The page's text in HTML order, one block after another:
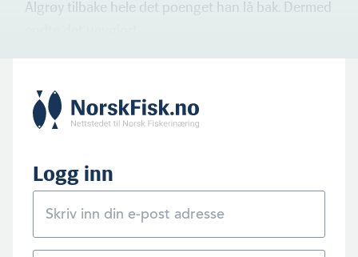
Algrøy tilbake hele det poenget han lå bak. Dermed
Logg inn